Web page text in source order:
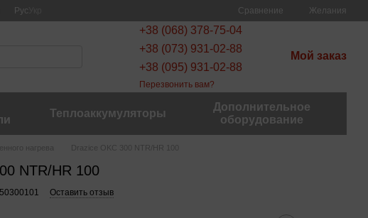
Рус Сравнение Желания
+38 (068) 378-75-04
+38 (073) 931-02-88
+38 (095) 931-02-88
Перезвонить вам?
Мой заказ
Теплоаккумуляторы
Дополнительное
оборудование
нагрева Drazice OKC 300 NTR/HR 100
NTR/HR 100
Оставить отзыв